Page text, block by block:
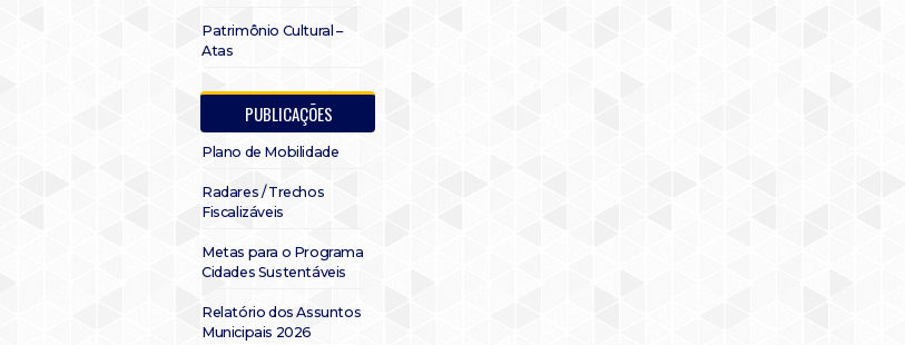
Patrimônio Cultural –
Atas
PUBLICAÇÕES
Plano de Mobilidade
Radares / Trechos
Fiscalizáveis
Metas para o Programa
Cidades Sustentáveis
Relatório dos Assuntos
Municipais 2026